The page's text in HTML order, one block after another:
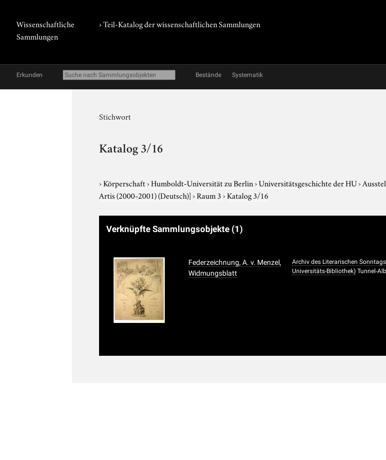
Wissenschaftliche
Sammlungen
› Teil-Katalog der wissenschaftlichen Sammlungen
Erkunden Bestände Systematik
Stichwort
Katalog 3/16
›Körperschaft›Humboldt-Universität zu Berlin›Universitätsgeschichte der HU›
Artis (2000-2001) (Deutsch)]›Raum 3›Katalog 3/16
Verknüpfte Sammlungsobjekte (1)
Federzeichnung, A. v. Menzel,
Widmungsblatt
Archiv des Literarischen
Universitäts-Bibliothek) Tunnel-